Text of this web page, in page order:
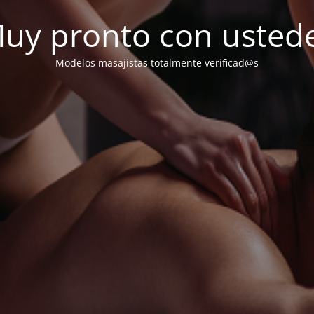
pronto con
Modelos masajistas totalmente verificad@s